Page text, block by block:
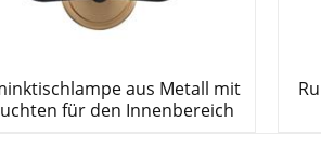
aus Metall mit
für den Innenbereich